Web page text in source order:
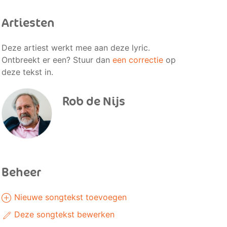
Artiesten
Deze artiest werkt mee aan deze lyric.
Ontbreekt er een? Stuur dan een correctieop
deze tekst in.
Rob de Nijs
Beheer
Nieuwe songtekst toevoegen
Deze songtekst bewerken